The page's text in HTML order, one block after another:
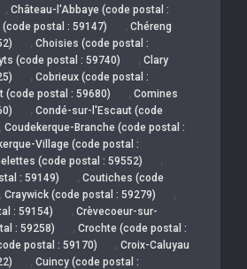
, Château-l'Abbaye (code postal :
(code postal : 59147) , Chéreng
, Choisies (code postal :
(code postal : 59740) , Clary
, Cobrieux (code postal :
(code postal : 59680) , Comines
, Condé-sur-l'Escaut (code
, Coudekerque-Branche (code postal :
Village (code postal :
(code postal : 59552) ,
: 59149) , Coutiches (code
, Craywick (code postal : 59279) ,
: 59154) , Crèvecoeur-sur-
: 59258)
, Crochte (code postal :
postal : 59170) , Croix-Caluyau
, Cuincy (code postal :